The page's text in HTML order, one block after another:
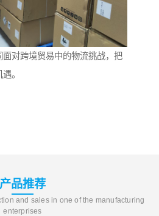
对跨境贸易中的物流挑战，把
。
产品推荐
and sales in one of the manufacturing
enterprises